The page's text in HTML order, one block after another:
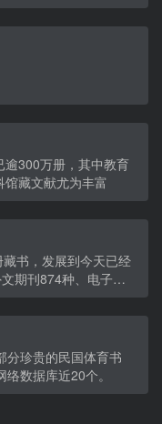
300万册，其中教育
藏文献尤为丰富
书，发展到今天已经
期刊874种、电子图
分珍贵的民国体育书
数据库近20个。